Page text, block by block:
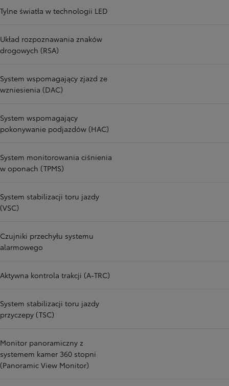
Tylne światła w technologii LED
Układ rozpoznawania znaków
drogowych (RSA)
System wspomagający zjazd ze
wzniesienia (DAC)
System wspomagający
pokonywanie podjazdów (HAC)
System monitorowania ciśnienia
w oponach (TPMS)
System stabilizacji toru jazdy
(VSC)
Czujniki przechyłu systemu
alarmowego
Aktywna kontrola trakcji (A-TRC)
System stabilizacji toru jazdy
przyczepy (TSC)
Monitor panoramiczny z
systemem kamer 360 stopni
(Panoramic View Monitor)